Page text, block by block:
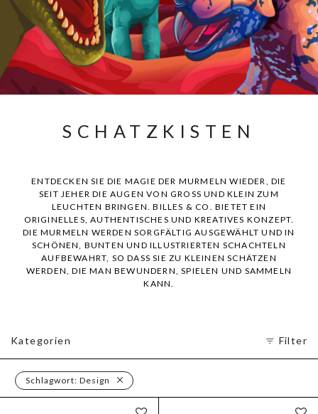
SCHATZKISTEN
ENTDECKEN SIE DIE MAGIE DER MURMELN WIEDER, DIE
SEIT JEHER DIE AUGEN VON GROSS UND KLEIN ZUM
LEUCHTEN BRINGEN. BILLES & CO. BIETET EIN
ORIGINELLES, AUTHENTISCHES UND KREATIVES KONZEPT.
DIE MURMELN WERDEN SORGFÄLTIG AUSGEWÄHLT UND IN
SCHÖNEN, BUNTEN UND ILLUSTRIERTEN SCHACHTELN
AUFBEWAHRT, SO DASS SIE ZU KLEINEN SCHÄTZEN
WERDEN, DIE MAN BEWUNDERN, SPIELEN UND SAMMELN
KANN.
Kategorien Filter
Schlagwort: Design